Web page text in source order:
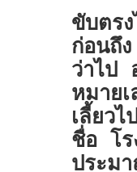
ขับตร
ก่อนถึ
ว่าไป
หมาย
เลี้ยว
ชื่อ โร
ประม